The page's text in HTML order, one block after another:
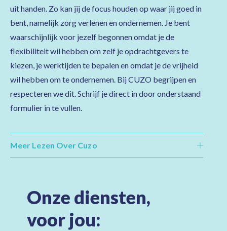
uit handen. Zo kan jij de focus houden op waar jij goed in
bent, namelijk zorg verlenen en ondernemen. Je bent
waarschijnlijk voor jezelf begonnen omdat je de
flexibiliteit wil hebben om zelf je opdrachtgevers te
kiezen, je werktijden te bepalen en omdat je de vrijheid
wil hebben om te ondernemen. Bij CUZO begrijpen en
respecteren we dit. Schrijf je direct in door onderstaand
formulier in te vullen.
Meer Lezen Over Cuzo
Onze diensten,
voor jou: